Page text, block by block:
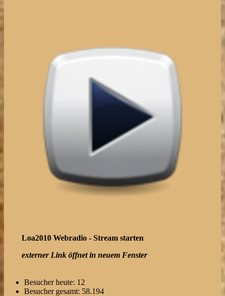
Loa2010 Webradio - Stream starten
externer Link öffnet in neuem Fenster
Besucher heute: 12
Besucher gesamt: 58.194